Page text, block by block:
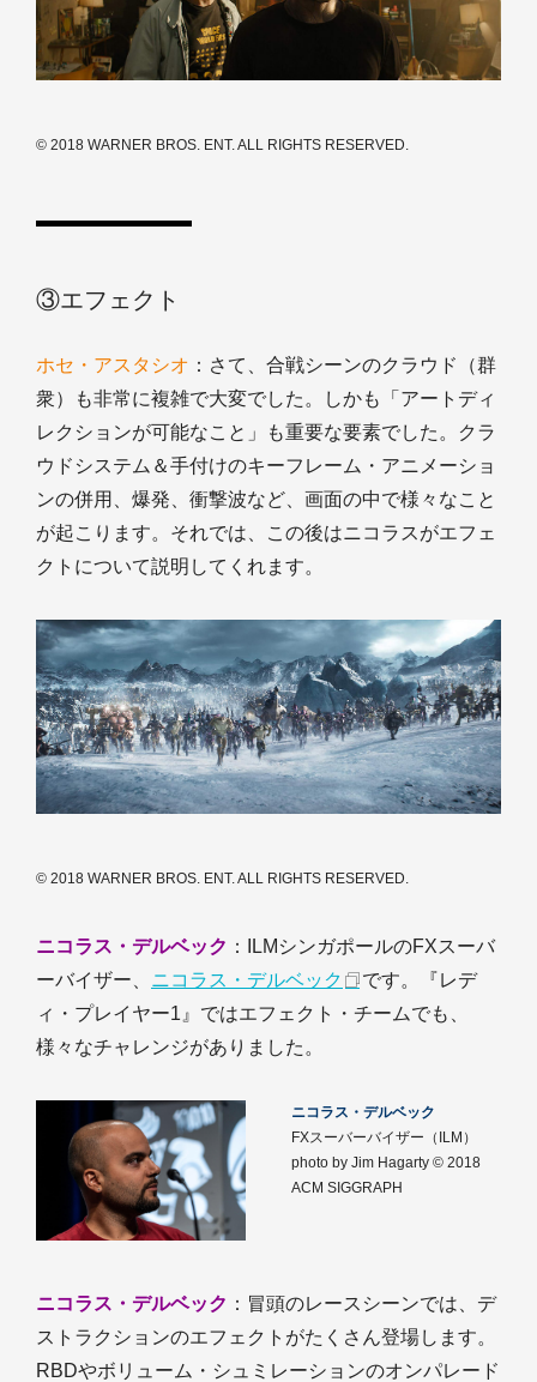
© 2018 WARNER BROS. ENT. ALL RIGHTS RESERVED.
③エフェクト
ホセ・アスタシオ ：さて、合戦シーンのクラウド（群
衆）も非常に複雑で大変でした。しかも「アートディ
レクションが可能なこと」も重要な要素でした。クラ
ウドシステム＆手付けのキーフレーム・アニメーショ
ンの併用、爆発、衝撃波など、画面の中で様々なこと
が起こります。それでは、この後はニコラスがエフェ
クトについて説明してくれます。
© 2018 WARNER BROS. ENT. ALL RIGHTS RESERVED.
ニコラス・デルベック ：ILMシンガポールのFXスーバ
ーバイザー、 ニコラス・デルベック
です。『レデ
ィ・プレイヤー1』ではエフェクト・チームでも、
様々なチャレンジがありました。
ニコラス・デルベック
FXスーバーバイザー（ILM）
photo by Jim Hagarty © 2018
ACM SIGGRAPH
ニコラス・デルベック ：冒頭のレースシーンでは、デ
ストラクションのエフェクトがたくさん登場します。
RBDやボリューム・シュミレーションのオンパレード